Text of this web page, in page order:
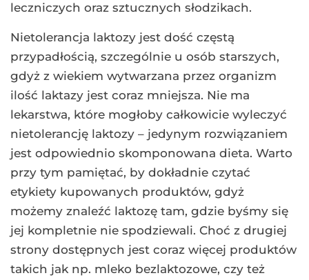
leczniczych oraz sztucznych słodzikach.
Nietolerancja laktozy jest dość częstą
przypadłością, szczególnie u osób starszych,
gdyż z wiekiem wytwarzana przez organizm
ilość laktazy jest coraz mniejsza. Nie ma
lekarstwa, które mogłoby całkowicie wyleczyć
nietolerancję laktozy – jedynym rozwiązaniem
jest odpowiednio skomponowana dieta. Warto
przy tym pamiętać, by dokładnie czytać
etykiety kupowanych produktów, gdyż
możemy znaleźć laktozę tam, gdzie byśmy się
jej kompletnie nie spodziewali. Choć z drugiej
strony dostępnych jest coraz więcej produktów
takich jak np. mleko bezlaktozowe, czy też